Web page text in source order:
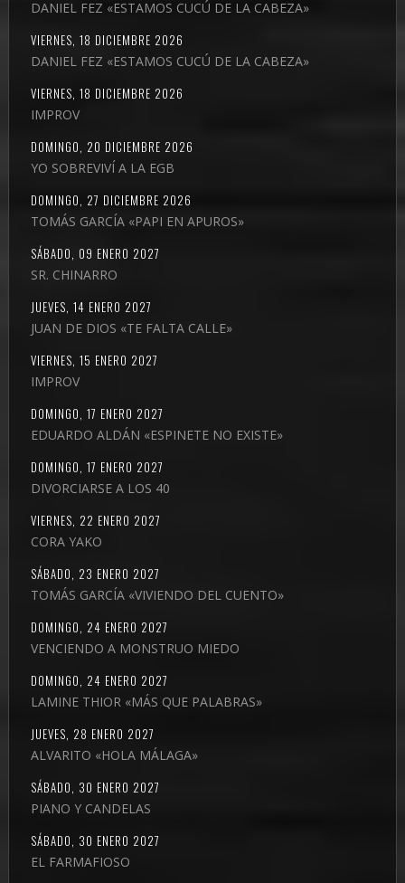
DANIEL FEZ «ESTAMOS CUCÚ DE LA CABEZA»
VIERNES, 18 DICIEMBRE 2026
DANIEL FEZ «ESTAMOS CUCÚ DE LA CABEZA»
VIERNES, 18 DICIEMBRE 2026
IMPROV
DOMINGO, 20 DICIEMBRE 2026
YO SOBREVIVÍ A LA EGB
DOMINGO, 27 DICIEMBRE 2026
TOMÁS GARCÍA «PAPI EN APUROS»
SÁBADO, 09 ENERO 2027
SR. CHINARRO
JUEVES, 14 ENERO 2027
JUAN DE DIOS «TE FALTA CALLE»
VIERNES, 15 ENERO 2027
IMPROV
DOMINGO, 17 ENERO 2027
EDUARDO ALDÁN «ESPINETE NO EXISTE»
DOMINGO, 17 ENERO 2027
DIVORCIARSE A LOS 40
VIERNES, 22 ENERO 2027
CORA YAKO
SÁBADO, 23 ENERO 2027
TOMÁS GARCÍA «VIVIENDO DEL CUENTO»
DOMINGO, 24 ENERO 2027
VENCIENDO A MONSTRUO MIEDO
DOMINGO, 24 ENERO 2027
LAMINE THIOR «MÁS QUE PALABRAS»
JUEVES, 28 ENERO 2027
ALVARITO «HOLA MÁLAGA»
SÁBADO, 30 ENERO 2027
PIANO Y CANDELAS
SÁBADO, 30 ENERO 2027
EL FARMAFIOSO